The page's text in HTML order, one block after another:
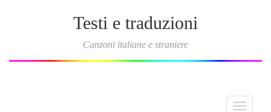
Testi e traduzioni
Canzoni italiane e straniere
Toggle